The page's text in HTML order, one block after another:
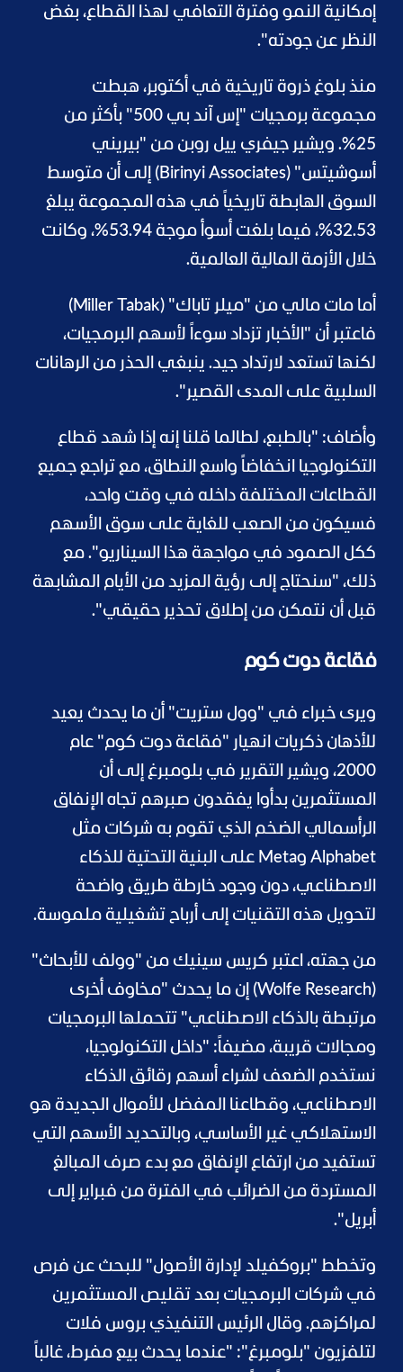
إمكانية النمو وفترة التعافي لهذا القطاع، بغض
النظر عن جودته".
منذ بلوغ ذروة تاريخية في أكتوبر، هبطت
مجموعة برمجيات "إس آند بي 500" بأكثر من
25%. ويشير جيفري ييل روبن من "بيريني
أسوشيتس" (Birinyi Associates) إلى أن متوسط
السوق الهابطة تاريخياً في هذه المجموعة يبلغ
32.53%، فيما بلغت أسوأ موجة 53.94%، وكانت
خلال الأزمة المالية العالمية.
أما مات مالي من "ميلر تاباك" (Miller Tabak)
فاعتبر أن "الأخبار تزداد سوءاً لأسهم البرمجيات،
لكنها تستعد لارتداد جيد. ينبغي الحذر من الرهانات
السلبية على المدى القصير".
وأضاف: "بالطبع، لطالما قلنا إنه إذا شهد قطاع
التكنولوجيا انخفاضاً واسع النطاق، مع تراجع جميع
القطاعات المختلفة داخله في وقت واحد،
فسيكون من الصعب للغاية على سوق الأسهم
ككل الصمود في مواجهة هذا السيناريو". مع
ذلك، "سنحتاج إلى رؤية المزيد من الأيام المشابهة
قبل أن نتمكن من إطلاق تحذير حقيقي".
فقاعة دوت كوم
ويرى خبراء في "وول ستريت" أن ما يحدث يعيد
للأذهان ذكريات انهيار "فقاعة دوت كوم" عام
2000، ويشير التقرير في بلومبرغ إلى أن
المستثمرين بدأوا يفقدون صبرهم تجاه الإنفاق
الرأسمالي الضخم الذي تقوم به شركات مثل
Alphabet وMeta على البنية التحتية للذكاء
الاصطناعي، دون وجود خارطة طريق واضحة
لتحويل هذه التقنيات إلى أرباح تشغيلية ملموسة.
من جهته، اعتبر كريس سينيك من "وولف للأبحاث"
(Wolfe Research) إن ما يحدث "مخاوف أخرى
مرتبطة بالذكاء الاصطناعي" تتحملها البرمجيات
ومجالات قريبة، مضيفاً: "داخل التكنولوجيا،
نستخدم الضعف لشراء أسهم رقائق الذكاء
الاصطناعي، وقطاعنا المفضل للأموال الجديدة هو
الاستهلاكي غير الأساسي، وبالتحديد الأسهم التي
تستفيد من ارتفاع الإنفاق مع بدء صرف المبالغ
المستردة من الضرائب في الفترة من فبراير إلى
أبريل".
وتخطط "بروكفيلد لإدارة الأصول" للبحث عن فرص
في شركات البرمجيات بعد تقليص المستثمرين
لمراكزهم. وقال الرئيس التنفيذي بروس فلات
لتلفزيون "بلومبرغ": "عندما يحدث بيع مفرط، غالباً